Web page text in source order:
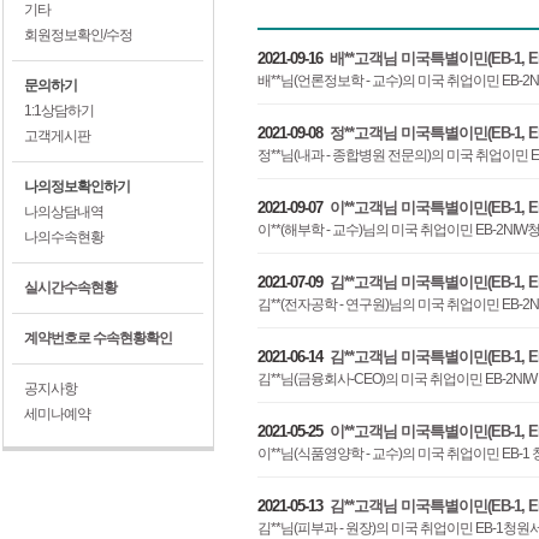
기타
회원정보확인/수정
문의하기
1:1상담하기
고객게시판
나의정보확인하기
나의상담내역
나의수속현황
실시간수속현황
계약번호로 수속현황확인
공지사항
세미나예약
2021-09-16 배**고객님 미국특별이민(EB-1,
배**님(언론정보학 - 교수)의 미국 취업이민 EB-
2021-09-08 정**고객님 미국특별이민(EB-1,
정**님(내과 - 종합병원 전문의)의 미국 취업이민
2021-09-07 이**고객님 미국특별이민(EB-1,
이**(해부학 - 교수)님의 미국 취업이민 EB-2NIW
2021-07-09 김**고객님 미국특별이민(EB-1,
김**(전자공학 - 연구원)님의 미국 취업이민 EB-
2021-06-14 김**고객님 미국특별이민(EB-1,
김**님(금융회사-CEO)의 미국 취업이민 EB-
2021-05-25 이**고객님 미국특별이민(EB-1,
이**님(식품영양학 - 교수)의 미국 취업이민 EB-1
2021-05-13 김**고객님 미국특별이민(EB-1,
김**님(피부과 - 원장)의 미국 취업이민 EB-1청원